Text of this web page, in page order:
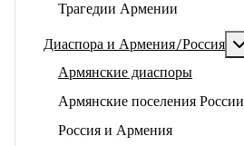
Трагедии Армении
Диаспора и Армения/Россия
Армянские диаспоры
Армянские поселения России
Россия и Армения